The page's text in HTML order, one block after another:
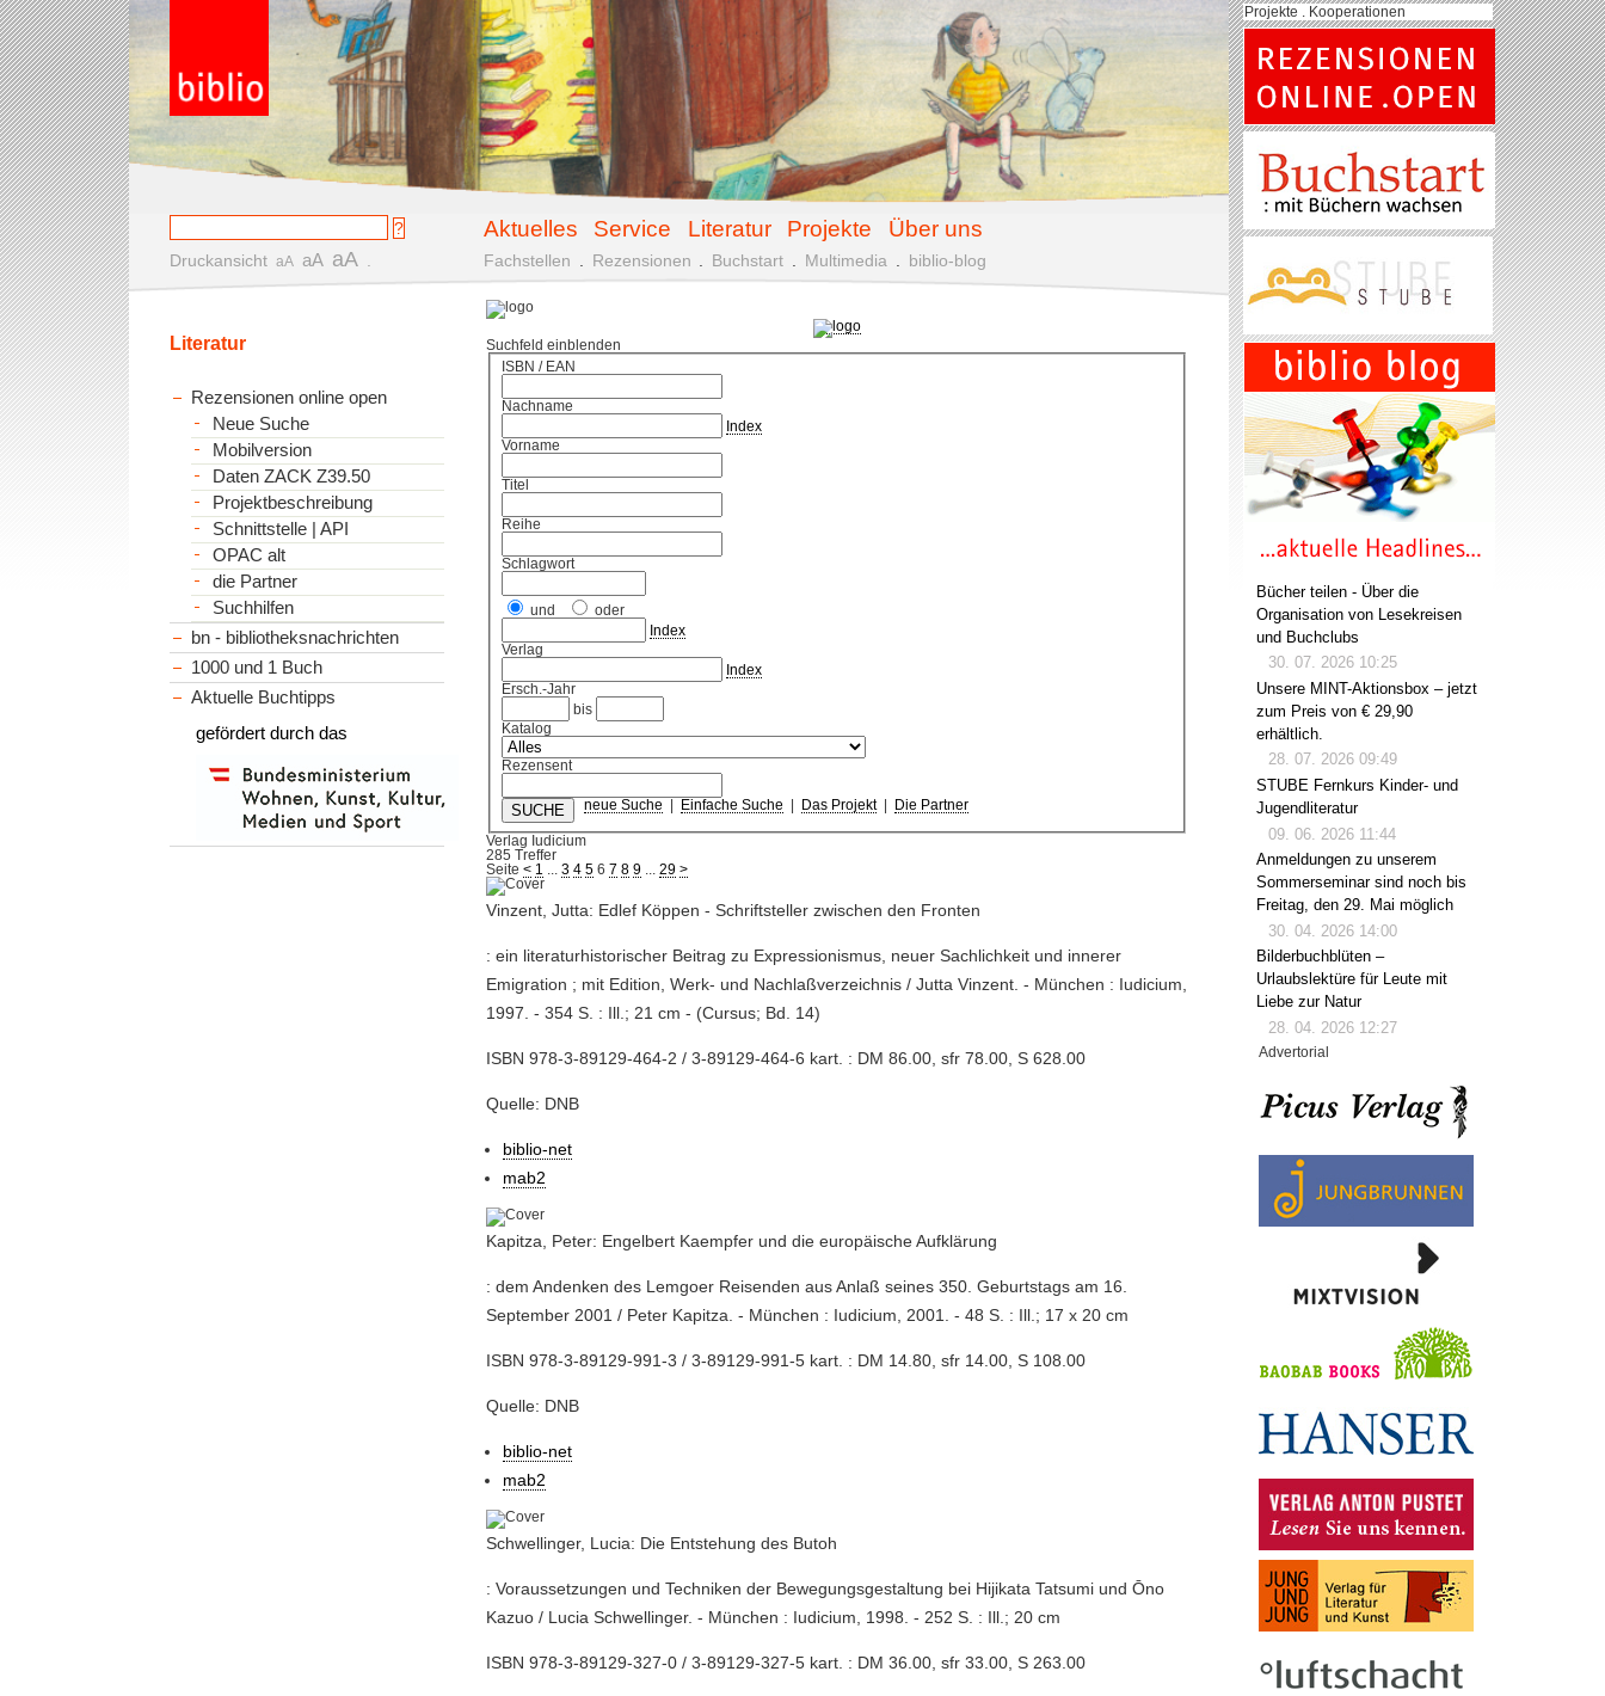
Aktuelles Service Literatur Projekte Über uns
Druckansicht aA aA aA Fachstellen Rezensionen Buchstart Multimedia biblio-blog
Suchfeld einblenden
ISBN / EAN
Nachname
Index
Vorname
Titel
Reihe
Schlagwort
und
oder
Index
Verlag
Index
Ersch.-Jahr
bis
Katalog
Rezensent
neue Suche Einfache Suche Das Projekt| Die Partner
Verlag Iudicium
285 Treffer
Seite< 1 ...3 4 5 6 7 8 9 ...29 >
Vinzent, Jutta: Edlef Köppen - Schriftsteller zwischen den Fronten
: ein literaturhistorischer Beitrag zu Expressionismus, neuer Sachlichkeit und innerer
Emigration ; mit Edition, Werk- und Nachlaßverzeichnis / Jutta Vinzent. - München : Iudicium,
1997. - 354 S. : Ill.; 21 cm - (Cursus; Bd. 14)
ISBN 978-3-89129-464-2 / 3-89129-464-6 kart. : DM 86.00, sfr 78.00, S 628.00
Quelle: DNB
biblio-net
mab2
Kapitza, Peter: Engelbert Kaempfer und die europäische Aufklärung
: dem Andenken des Lemgoer Reisenden aus Anlaß seines 350. Geburtstags am 16.
September 2001 / Peter Kapitza. - München : Iudicium, 2001. - 48 S. : Ill.; 17 x 20 cm
ISBN 978-3-89129-991-3 / 3-89129-991-5 kart. : DM 14.80, sfr 14.00, S 108.00
Quelle: DNB
biblio-net
mab2
Schwellinger, Lucia: Die Entstehung des Butoh
: Voraussetzungen und Techniken der Bewegungsgestaltung bei Hijikata Tatsumi und Ōno
Kazuo / Lucia Schwellinger. - München : Iudicium, 1998. - 252 S. : Ill.; 20 cm
ISBN 978-3-89129-327-0 / 3-89129-327-5 kart. : DM 36.00, sfr 33.00, S 263.00
Literatur
Rezensionen online open
Neue Suche
Mobilversion
Daten ZACK Z39.50
Projektbeschreibung
Schnittstelle | API
OPAC alt
die Partner
Suchhilfen
bn - bibliotheksnachrichten
1000 und 1 Buch
Aktuelle Buchtipps
gefördert durch das
Projekte . Kooperationen
Bücher teilen - Über die
Organisation von Lesekreisen
und Buchclubs
30. 07. 2026 10:25
Unsere MINT-Aktionsbox – jetzt
zum Preis von € 29,90
erhältlich.
28. 07. 2026 09:49
STUBE Fernkurs Kinder- und
Jugendliteratur
09. 06. 2026 11:44
Anmeldungen zu unserem
Sommerseminar sind noch bis
Freitag, den 29. Mai möglich
30. 04. 2026 14:00
Bilderbuchblüten –
Urlaubslektüre für Leute mit
Liebe zur Natur
28. 04. 2026 12:27
Advertorial